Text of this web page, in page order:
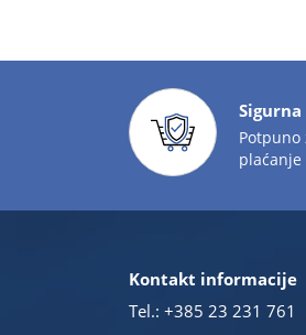
plaćanje
Kontakt informacije
Tel.: +385 23 231 761